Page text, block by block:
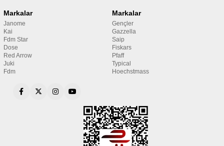
Markalar
Janome
Kai
Fdm Star
Dose
Red Arrow
Juki
Fdm
Markalar
Gençler
Gazzella
Saip
Fiskars
Pfaff
Typical
Hoechstmass